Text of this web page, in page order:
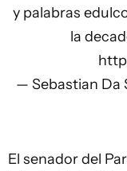
y palabras
la
— Sebastian Da
El senador del